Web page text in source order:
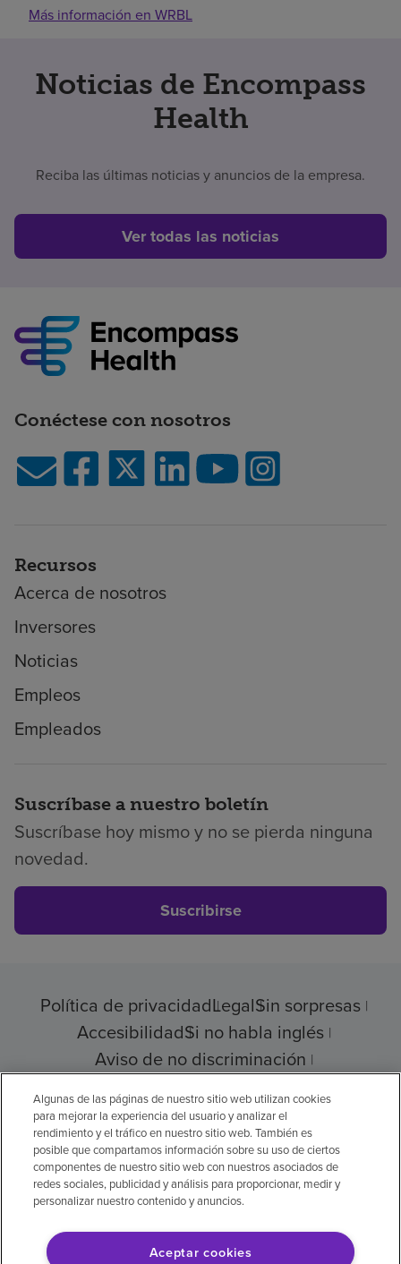
Más información en WRBL
Noticias de Encompass
Health
Reciba las últimas noticias y anuncios de la empresa.
Ver todas las noticias
Conéctese con nosotros
Recursos
Acerca de nosotros
Inversores
Noticias
Empleos
Empleados
Suscríbase a nuestro boletín
Suscríbase hoy mismo y no se pierda ninguna
novedad.
Suscribirse
Política de privacidadLegalSin sorpresas
AccesibilidadSi no habla inglés
Aviso de no discriminación
© 2026 Encompass Health Corporation
Preferencias de cookies
Algunas de las páginas de nuestro sitio web utilizan cookies
para mejorar la experiencia del usuario y analizar el
rendimiento y el tráfico en nuestro sitio web. También es
posible que compartamos información sobre su uso de ciertos
componentes de nuestro sitio web con nuestros asociados de
redes sociales, publicidad y análisis para proporcionar, medir y
personalizar nuestro contenido y anuncios.
Aceptar cookies